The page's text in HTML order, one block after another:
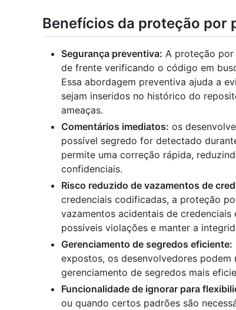
Benefícios da proteção por
Segurança preventiva: A proteção por
de frente verificando o código em
Essa abordagem preventiva ajuda a
sejam inseridos no histórico do
ameaças.
Comentários imediatos: os
possível segredo for detectado
permite uma correção rápida,
confidenciais.
Risco reduzido de vazamentos de
credenciais codificadas, a proteção
vazamentos acidentais de
possíveis violações e manter a
Gerenciamento de segredos eficiente:
expostos, os desenvolvedores
gerenciamento de segredos mais
Funcionalidade de ignorar para
ou quando certos padrões são